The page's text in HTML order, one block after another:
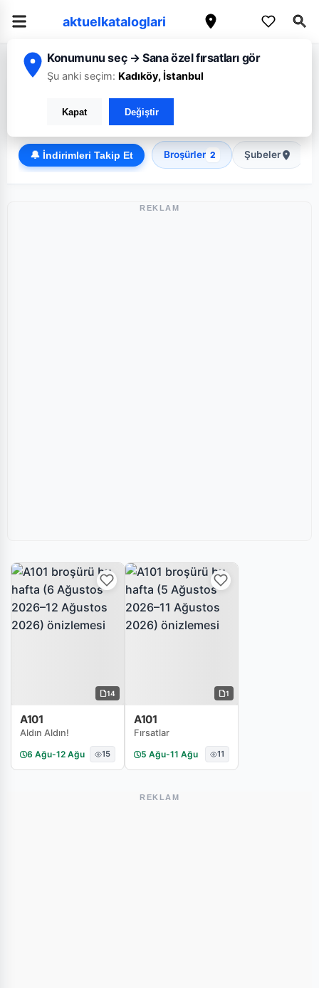
aktuelkataloglari
Konumunu seç → Sana özel fırsatları gör
Şu anki seçim: Kadıköy, İstanbul
Kapat Değiştir
Ana Sayfa/İstanbul /A101
Discount
🔔 İndirimleri Takip Et Broşürler 2 Şubeler
REKLAM
14
A101
Aldın Aldın!
6 Ağu-12 Ağu 15
1
A101
Fırsatlar
5 Ağu-11 Ağu 11
REKLAM